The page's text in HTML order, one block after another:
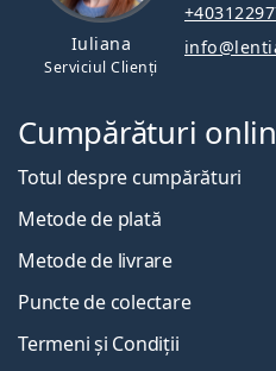
Iuliana
Serviciul Clienți
Cumpărături
Totul despre cumpărături
Metode de plată
Metode de livrare
Puncte de colectare
Termeni și Condiții